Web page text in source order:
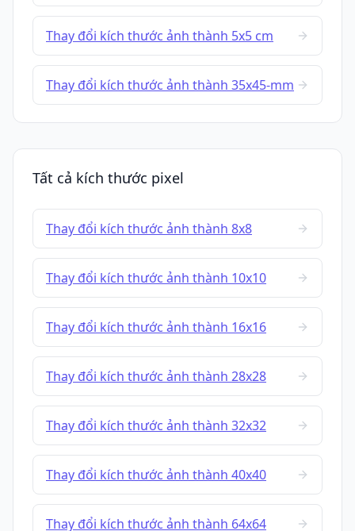
Thay đổi kích thước ảnh thành 5x5 cm
Thay đổi kích thước ảnh thành 35x45-mm
Tất cả kích thước pixel
Thay đổi kích thước ảnh thành 8x8
Thay đổi kích thước ảnh thành 10x10
Thay đổi kích thước ảnh thành 16x16
Thay đổi kích thước ảnh thành 28x28
Thay đổi kích thước ảnh thành 32x32
Thay đổi kích thước ảnh thành 40x40
Thay đổi kích thước ảnh thành 64x64